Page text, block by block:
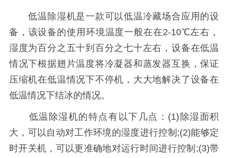
低温除湿机是一款可以低温冷藏场合应用的设
备，该设备的使用环境温度一般在在2-10℃左右，
湿度为百分之五十到百分之七十左右，设备在低温
情况下根据翅片温度将冷凝器和蒸发器互换，保证
压缩机在低温情况下不停机，大大地解决了设备在
低温情况下结冰的情况。
低温除湿机的特点有以下几点：(1)除湿面积
大，可以自动对工作环境的湿度进行控制;(2)能够定
时开关机，可以更准确地对运行时间进行控制;(3)带